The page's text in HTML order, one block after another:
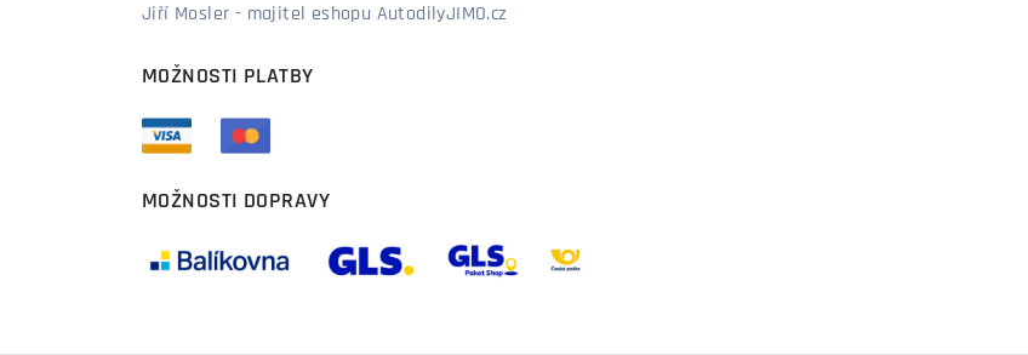
Jiří Mosler - majitel eshopu AutodilyJIMO.cz
MOŽNOSTI PLATBY
MOŽNOSTI DOPRAVY